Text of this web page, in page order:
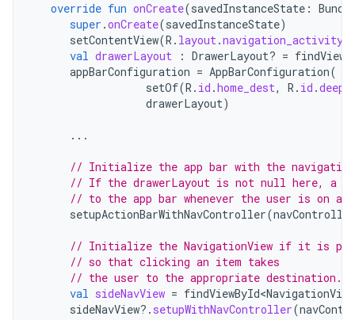
override fun onCreate(savedInstanceState :
super .onCreate(savedInstanceState)
setContentView(R . layout.navigation_activity
val drawerLayout : DrawerLayout? =
appBarConfiguration = AppBarConfiguration(
setOf(R . id .home_dest, R . id .
drawerLayout)
...
// Initialize the app bar with the
// If the drawerLayout is not null here, a
// to the app bar whenever the user is on a
setupActionBarWithNavController(navController
// Initialize the NavigationView if it is
// so that clicking an item takes
// the user to the appropriate destination.
val sideNavView = findViewById<NavigationView
sideNavView?. setupWithNavController(